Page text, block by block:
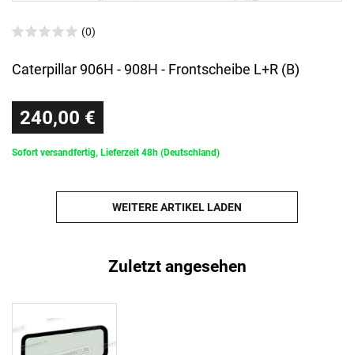
(0)
Caterpillar 906H - 908H - Frontscheibe L+R (B)
240,00 €
Sofort versandfertig, Lieferzeit 48h (Deutschland)
WEITERE ARTIKEL LADEN
Zuletzt angesehen